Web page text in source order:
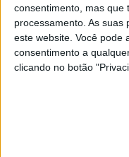
consentimento, mas que
processamento. As suas
este website. Você pode
consentimento a
clicando no botão
A SYM classifica a
embora na nossa
demos a este tipo de
Scooter Urbana. È